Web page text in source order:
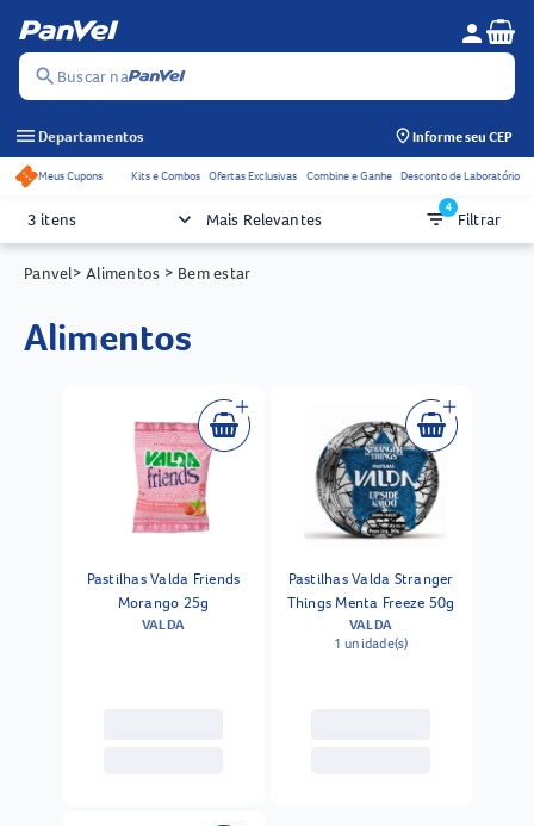
search Buscar na
Menu do
person
menu Departamentos Informe seu CEP
Acessos rápidos do cabeçalho
Meus Cupons Kits e Combos Ofertas Exclusivas Combine e Ganhe Desconto de Laboratório
3 itens keyboard_arrow_down Mais Relevantes filter_list4
Filtrar
Panvel> Alimentos > Bem estar
alimentos
Pastilhas Valda Friends
Morango 25g
VALDA
Pastilhas Valda Stranger
Things Menta Freeze 50g
VALDA
1 unidade(s)